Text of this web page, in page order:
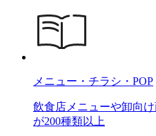
メニュー・チラシ・POP
飲食店メニューや卸向
が200種類以上